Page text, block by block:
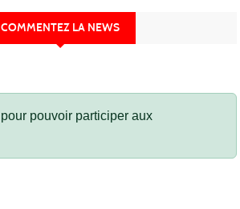
COMMENTEZ LA NEWS
pour pouvoir participer aux